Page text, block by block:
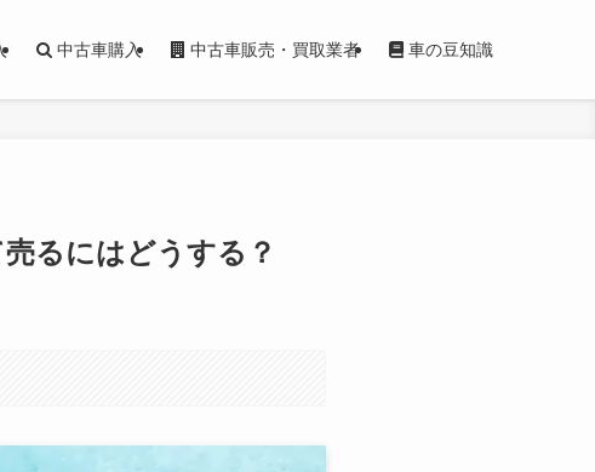
中古車購入 中古車販売・買取業者 車の豆知識
るにはどうする？